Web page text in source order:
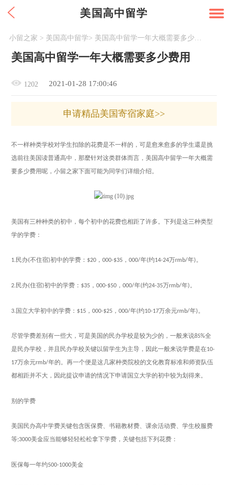
美国高中留学
小留之家 > 美国高中留学> 美国高中留学一年大概需要多少费用
美国高中留学一年大概需要多少费用
1202 2021-01-28 17:00:46
申请精品美国寄宿家庭>>
不一样种类学校对学生扣除的花费是不一样的，可是愈来愈多的学生還是挑
选前往美国读普通高中，那麼针对这类群体而言，美国高中留学一年大概需
要多少费用呢，小留之家下面可能为同学们详细介绍。
美国有三种种类的初中，每个初中的花费也相距了许多。下列是这三种类型
学的学费 ：
1. 民办(不住宿)初中的学费 ： $20 ，000-$35 ，000/年(约14-24万rmb/年)。
2. 民办(住宿)初中的学费 ： $35 ，000-$50 ，000/年(约24-35万rmb/年)。
3.国立大学初中的学费 ： $15 ，000-$25 ，000/年(约10-17万余元rmb/年) 。
尽管学费差别有一些大，可是美国的民办学校是较为少的，一般来说85%全
是民办学校，并且民办学校关键以留学生为主导，因此一般来说学费是在10-
17万余元rmb/年的。再一个便是这几家种类院校的文化教育标准和师资队伍
都相距并不大，因此提议申请的情况下申请国立大学的初中较为划得来。
别的学费
美国民办高中学费关键包含医保费、书籍教材费、课余活动费、学生校服费
等;3000美金应当能够轻轻松松拿下学费，关键包括下列花费：
医保每一年约500-1000美金